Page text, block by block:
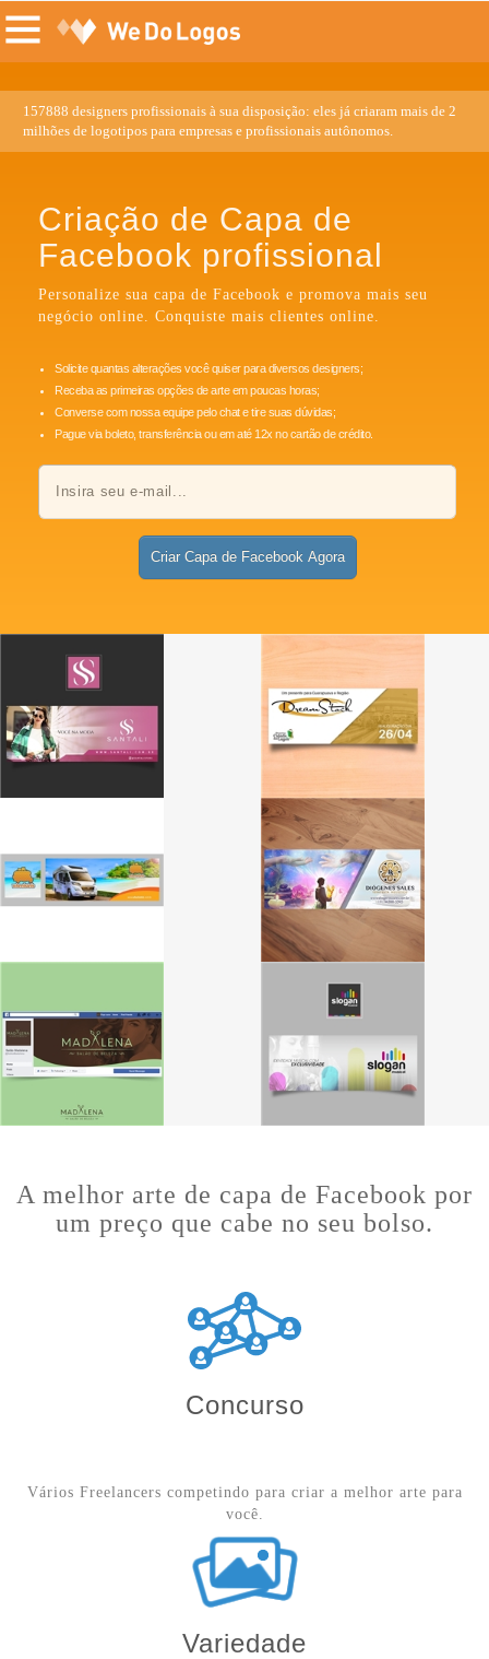
157888 designers profissionais à sua disposição: eles já criaram mais de 2
milhões de logotipos para empresas e profissionais autônomos.
Criação de Capa de
Facebook profissional
Personalize sua capa de Facebook e promova mais seu
negócio online. Conquiste mais clientes online.
Solicite quantas alterações você quiser para diversos designers;
Receba as primeiras opções de arte em poucas horas;
Converse com nossa equipe pelo chat e tire suas dúvidas;
Pague via boleto, transferência ou em até 12x no cartão de crédito.
Criar Capa de Facebook Agora
A melhor arte de capa de Facebook por
um preço que cabe no seu bolso.
Concurso
Vários Freelancers competindo para criar a melhor arte para
você.
Variedade